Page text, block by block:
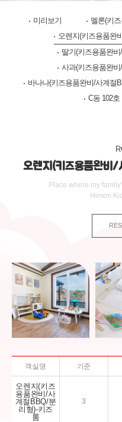
미리보기
멜론(키
오렌지(키즈용품완
딸기(키즈용품완
사과(키즈용품완
바나나(키즈용품완비/사계절
C동 102호
오렌지(키즈용품완비
Place where my
Himon
객실명 기준
오렌지(키즈
용품완비/사
계절BBQ/분
리형)-키즈
룸
3